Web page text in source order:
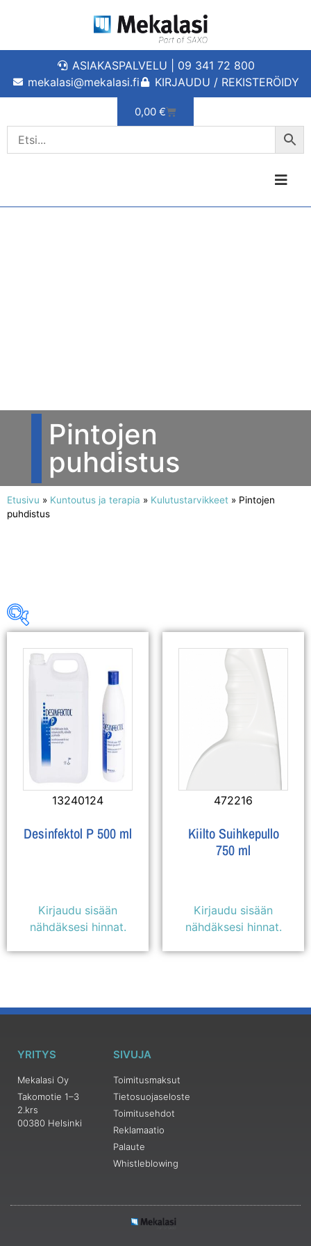
ASIAKASPALVELU | 09 341 72 800
mekalasi@mekalasi.fi
KIRJAUDU / REKISTERÖIDY
0,00 €
Pintojen
puhdistus
Etusivu » Kuntoutus ja terapia » Kulutustarvikkeet » Pintojen
puhdistus
13240124
Desinfektol P 500 ml
Kirjaudu sisään
nähdäksesi hinnat.
472216
Kiilto Suihkepullo
750 ml
Kirjaudu sisään
nähdäksesi hinnat.
YRITYS
Mekalasi Oy
Takomotie 1–3
2.krs
00380 Helsinki
SIVUJA
Toimitusmaksut
Tietosuojaseloste
Toimitusehdot
Reklamaatio
Palaute
Whistleblowing